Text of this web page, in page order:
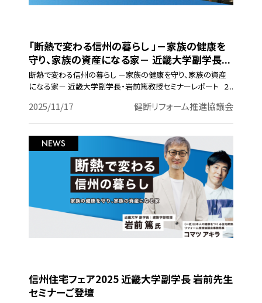
「断熱で変わる信州の暮らし 」－家族の健康を
守り、家族の資産になる家－ 近畿大学副学長...
断熱で変わる信州の暮らし －家族の健康を守り、家族の資産
になる家－ 近畿大学副学長・岩前篤教授セミナーレポート 2...
2025/11/17 健断リフォーム推進協議会
信州住宅フェア2025 近畿大学副学長 岩前先生
セミナーご登壇